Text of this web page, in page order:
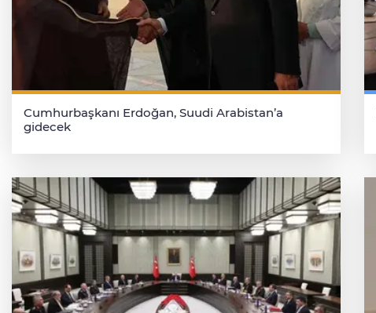
Cumhurbaşkanı Erdoğan, Suudi Arabistan’a
gidecek